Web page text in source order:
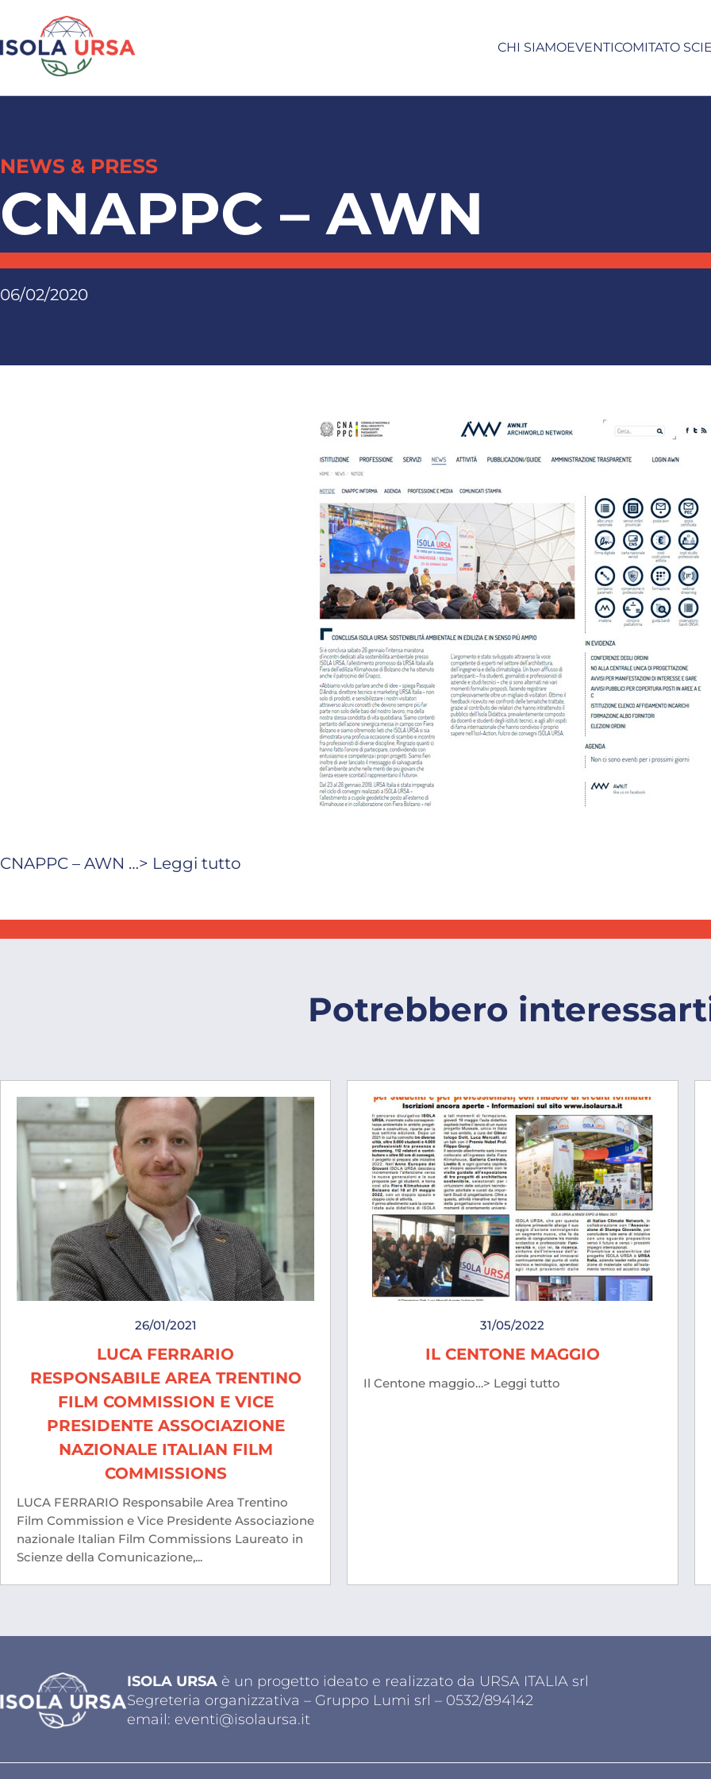
CHI SIAMOEVENTICOMITATO
NEWS & PRESS
CNAPPC – AWN
06/02/2020
CNAPPC – AWN …> Leggi tutto
Potrebbero
26/01/2021
LUCA FERRARIO
RESPONSABILE AREA TRENTINO
FILM COMMISSION E VICE
PRESIDENTE ASSOCIAZIONE
NAZIONALE ITALIAN FILM
COMMISSIONS
LUCA FERRARIO Responsabile Area Trentino
Film Commission e Vice Presidente Associazione
nazionale Italian Film Commissions Laureato in
Scienze della Comunicazione,...
31/05/2022
IL CENTONE MAGGIO
Il Centone maggio…> Leggi tutto
ISOLA URSA è un progetto ideato e realizzato da URSA ITALIA srl
Segreteria organizzativa – Gruppo Lumi srl – 0532/894142
email: eventi@isolaursa.it